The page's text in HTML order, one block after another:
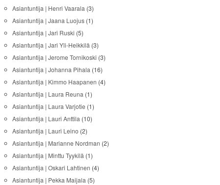
Asiantuntija | Henri Vaarala (3)
Asiantuntija | Jaana Luojus(1)
Asiantuntija | Jari Ruski (5)
Asiantuntija | Jari Yli-Heikkilä (3)
Asiantuntija | Jerome Tornikoski (3)
Asiantuntija | Johanna Pihala (16)
Asiantuntija | Kimmo Haapanen (4)
Asiantuntija | Laura Reuna (1)
Asiantuntija | Laura Varjotie (1)
Asiantuntija | Lauri Anttila (10)
Asiantuntija | Lauri Leino (2)
Asiantuntija | Marianne Nordman (2)
Asiantuntija | Minttu Tyykilä (1)
Asiantuntija | Oskari Lahtinen (4)
Asiantuntija | Pekka Maijala (5)